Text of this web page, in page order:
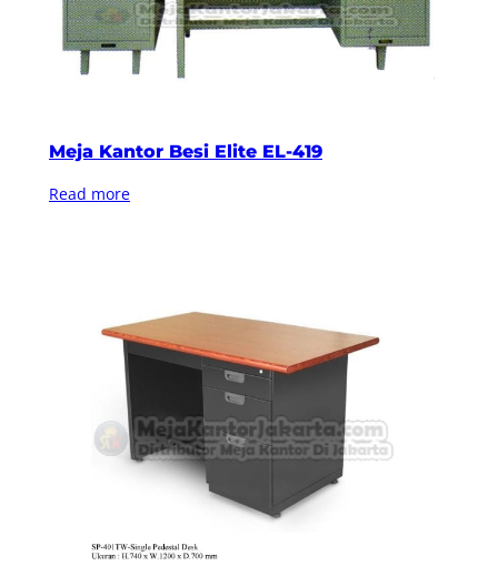
Meja Kantor Besi Elite EL-419
Read more